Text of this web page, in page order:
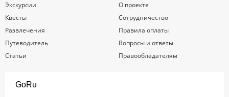
Экскурсии
Квесты
Развлечения
Путеводитель
Статьи
О проекте
Сотрудничество
Правила оплаты
Вопросы и ответы
Правообладателям
GoRu